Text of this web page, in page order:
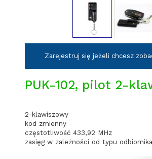
Zarejestruj się jeżeli chcesz
PUK-102, pilot 2-
2-klawiszowy
kod zmienny
częstotliwość 433,92 MHz
zasięg w zależności od typu